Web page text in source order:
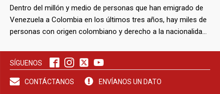
Dentro del millón y medio de personas que han emigrado de
Venezuela a Colombia en los últimos tres años, hay miles de
personas con origen colombiano y derecho a la nacionalidad.
corrupción y el quiebre de las instituciones en Venezuela, y la
corrupción y la falta de preparación de Colombia para el
SÍGUENOS
CONTÁCTANOS ENVÍANOS UN DATO